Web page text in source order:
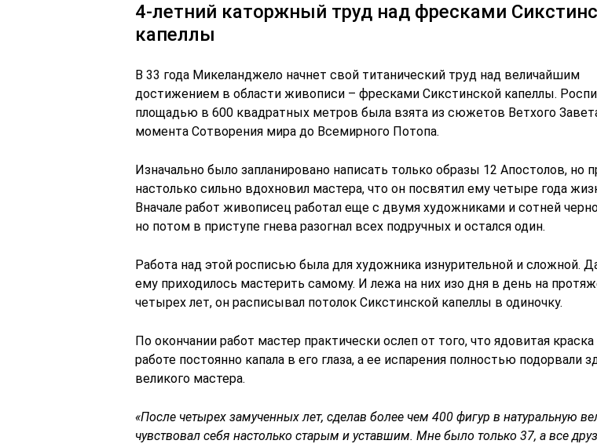
4-летний каторжный труд над фресками
капеллы
В 33 года Микеланджело начнет свой титанический труд над величайшим
достижением в области живописи – фресками Сикстинской капеллы.
площадью в 600 квадратных метров была взята из сюжетов Ветхого
момента Сотворения мира до Всемирного Потопа.
Изначально было запланировано написать только образы 12 Апостолов, но
настолько сильно вдохновил мастера, что он посвятил ему четыре года
Вначале работ живописец работал еще с двумя художниками и сотней
но потом в приступе гнева разогнал всех подручных и остался один.
Работа над этой росписью была для художника изнурительной и сложной.
ему приходилось мастерить самому. И лежа на них изо дня в день на
четырех лет, он расписывал потолок Сикстинской капеллы в одиночку.
По окончании работ мастер практически ослеп от того, что ядовитая краска
работе постоянно капала в его глаза, а ее испарения полностью подорвали
великого мастера.
«После четырех замученных лет, сделав более чем 400 фигур в натуральную
чувствовал себя настолько старым и уставшим. Мне было только 37, а все